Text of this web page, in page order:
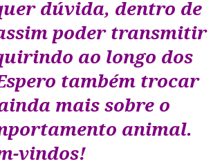
dúvida, dentro de
poder transmitir
ao longo dos
também trocar
mais sobre o
animal.
vindos!